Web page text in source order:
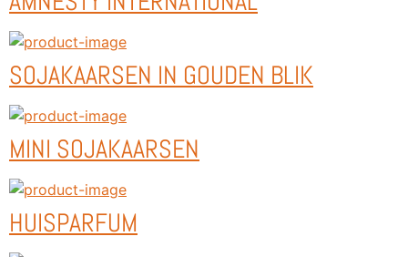
SOJAKAARSEN IN GOUDEN BLIK
MINI SOJAKAARSEN
HUISPARFUM